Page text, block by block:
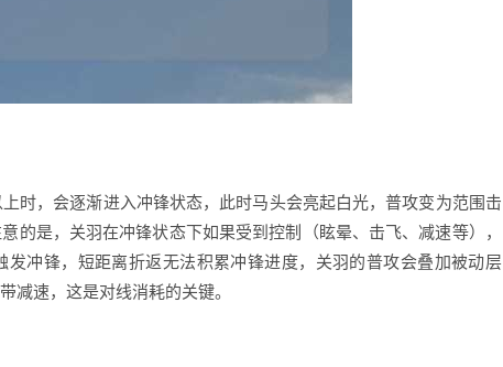
时，会逐渐进入冲锋状态，此时马头会亮起白光，普攻变为范围击
的是，关羽在冲锋状态下如果受到控制（眩晕、击飞、减速等），
冲锋，短距离折返无法积累冲锋进度，关羽的普攻会叠加被动层
减速，这是对线消耗的关键。